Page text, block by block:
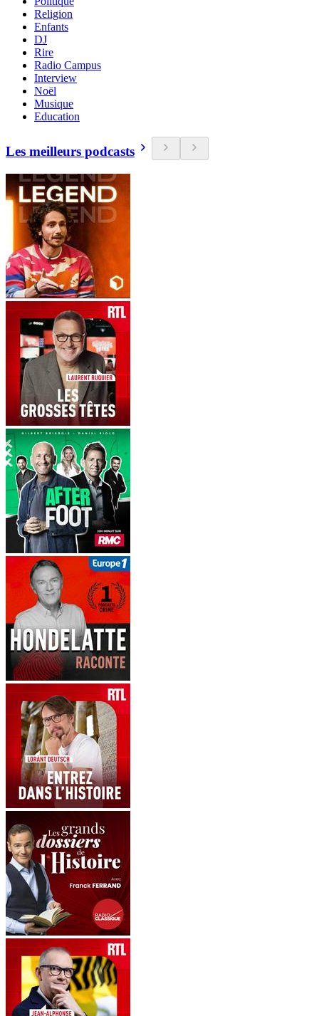
Religion
Enfants
DJ
Rire
Radio Campus
Interview
Noël
Musique
Education
Les meilleurs podcasts